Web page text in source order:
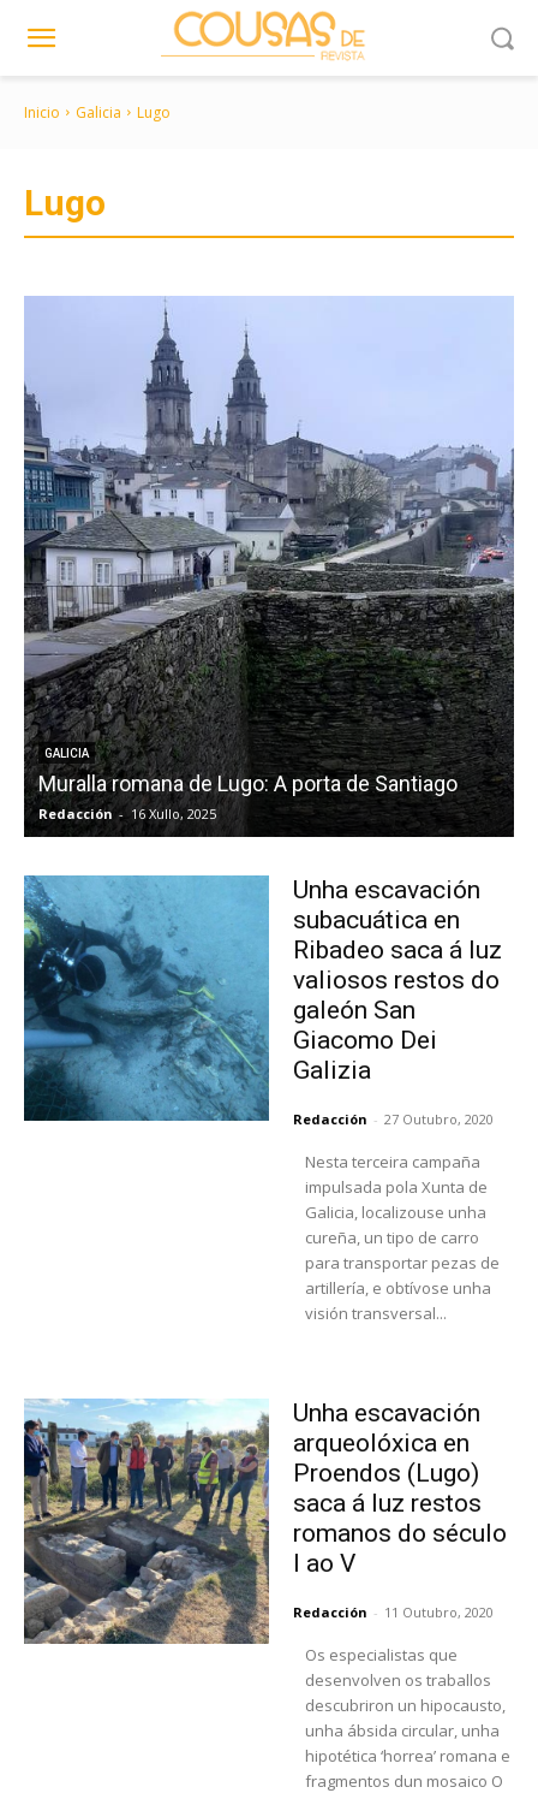
Inicio Galicia Lugo
Lugo
GALICIA
Muralla romana de Lugo: A porta de Santiago
Redacción - 16 Xullo, 2025
Unha escavación
subacuática en
Ribadeo saca á luz
valiosos restos do
galeón San
Giacomo Dei
Galizia
Redacción - 27 Outubro, 2020
Nesta terceira campaña
impulsada pola Xunta de
Galicia, localizouse unha
cureña, un tipo de carro
para transportar pezas de
artillería, e obtívose unha
visión transversal...
Unha escavación
arqueolóxica en
Proendos (Lugo)
saca á luz restos
romanos do século
I ao V
Redacción - 11 Outubro, 2020
Os especialistas que
desenvolven os traballos
descubriron un hipocausto,
unha ábsida circular, unha
hipotética ‘horrea’ romana e
fragmentos dun mosaico O